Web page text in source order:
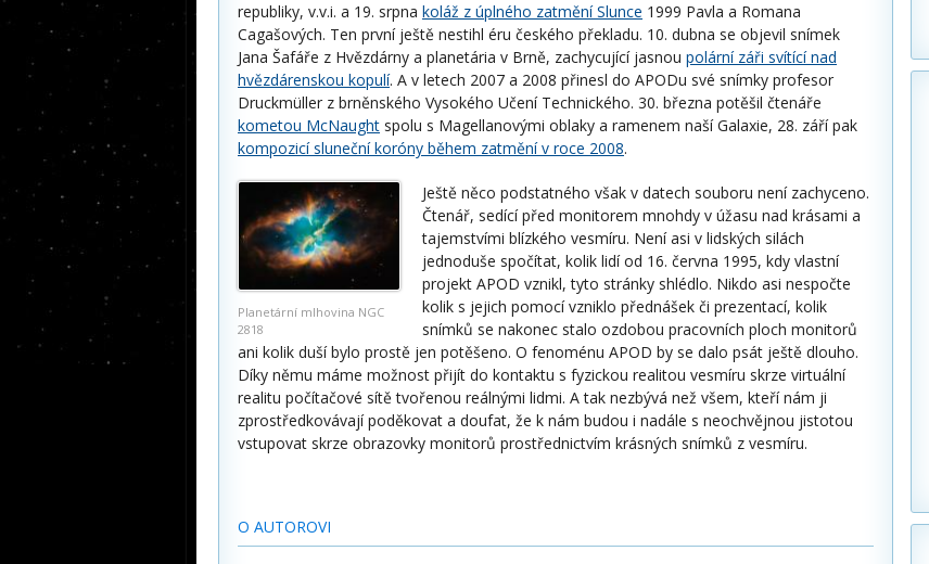
republiky, v.v.i. a 19. srpna koláž z úplného zatmění Slunce 1999 Pavla a Romana
Cagašových. Ten první ještě nestihl éru českého překladu. 10. dubna se objevil snímek
Jana Šafáře z Hvězdárny a planetária v Brně, zachycující jasnou polární záři svítící nad
hvězdárenskou kopulí. A v letech 2007 a 2008 přinesl do APODu své snímky profesor
Druckmüller z brněnského Vysokého Učení Technického. 30. března potěšil čtenáře
kometou McNaught spolu s Magellanovými oblaky a ramenem naší Galaxie, 28. září pak
kompozicí sluneční koróny během zatmění v roce 2008.
Planetární mlhovina NGC
2818
Ještě něco podstatného však v datech souboru není zachyceno.
Čtenář, sedící před monitorem mnohdy v úžasu nad krásami a
tajemstvími blízkého vesmíru. Není asi v lidských silách
jednoduše spočítat, kolik lidí od 16. června 1995, kdy vlastní
projekt APOD vznikl, tyto stránky shlédlo. Nikdo asi nespočte
kolik s jejich pomocí vzniklo přednášek či prezentací, kolik
snímků se nakonec stalo ozdobou pracovních ploch monitorů
ani kolik duší bylo prostě jen potěšeno. O fenoménu APOD by se dalo psát ještě dlouho.
Díky němu máme možnost přijít do kontaktu s fyzickou realitou vesmíru skrze virtuální
realitu počítačové sítě tvořenou reálnými lidmi. A tak nezbývá než všem, kteří nám ji
zprostředkovávají poděkovat a doufat, že k nám budou i nadále s neochvějnou jistotou
vstupovat skrze obrazovky monitorů prostřednictvím krásných snímků z vesmíru.
O AUTOROVI